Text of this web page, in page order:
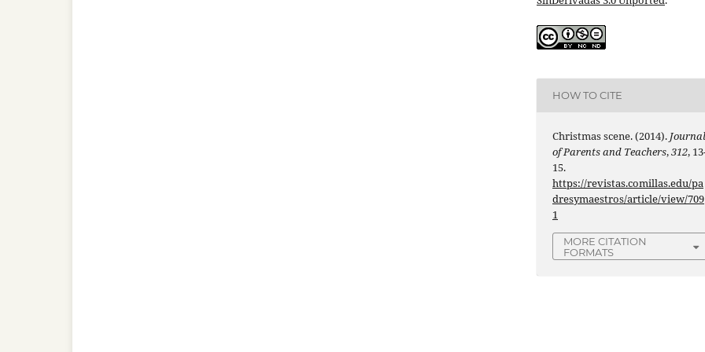
HOW TO CITE
Christmas scene. (2014).
of Parents and Teachers,312,
15.
https://revistas.comillas.edu/pa
dresymaestros/article/view/709
1
MORE CITATION
FORMATS